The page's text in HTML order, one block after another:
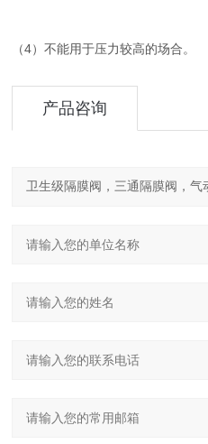
（4）不能用于压力较高的场合。
产品咨询